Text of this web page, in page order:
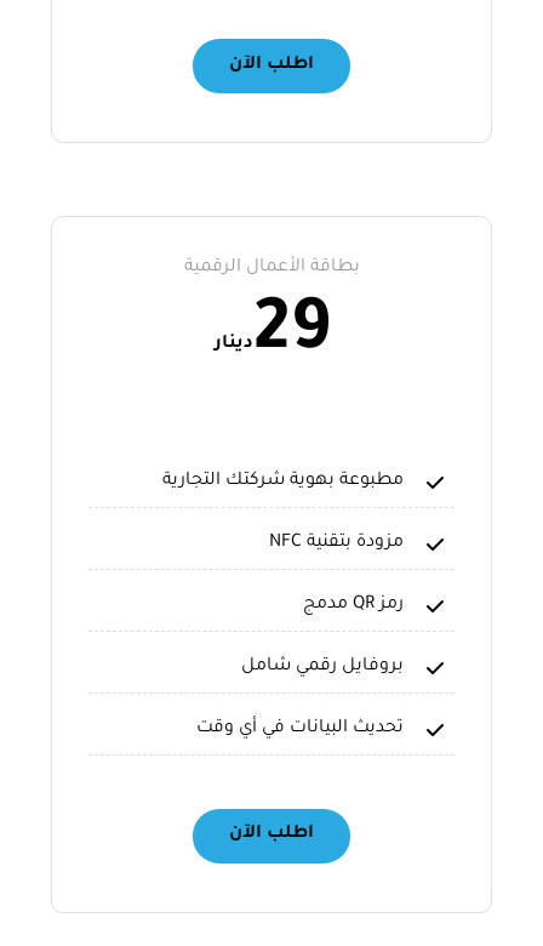
اطلب الآن
بطاقة الأعمال الرقمية
29دينار
مطبوعة بهوية شركتك التجارية
مزودة بتقنية NFC
رمز QR مدمج
بروفايل رقمي شامل
تحديث البيانات في أي وقت
اطلب الآن